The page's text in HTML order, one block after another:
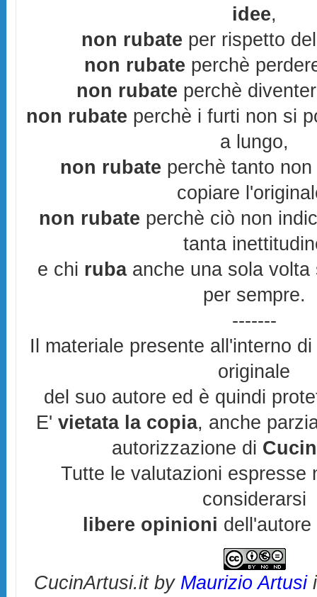
idee,
non rubate per rispetto
non rubate perchè
non rubate perchè
non rubate perchè i furti non si
a lungo,
non rubate perchè tanto
copiare
non rubate perchè ciò non
tanta
e chi rubaanche una sola volta
per sempre.
-------
Il materiale presente all'interno
originale
del suo autore ed è quindi
E' vietata la copia, anche
autorizzazione di
Tutte le valutazioni espresse
considerarsi
libere opinioni
CucinArtusi.itby Maurizio Artusi